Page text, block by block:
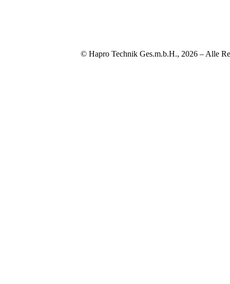
© Hapro Technik Ges.m.b.H., 2026 – Alle